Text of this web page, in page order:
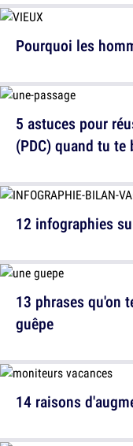
Pourquoi les
12 infographies
14 raisons
5 astuces pour
(PDC) quand tu te
13 phrases qu'on
guêpe